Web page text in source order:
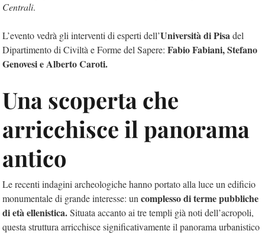
Centrali.
L’evento vedrà gli interventi di esperti dell’Università di Pisadel
Dipartimento di Civiltà e Forme del Sapere: Fabio Fabiani, Stefano
Genovesi e Alberto Caroti.
Una scoperta che
arricchisce il panorama
antico
Le recenti indagini archeologiche hanno portato alla luce un edificio
monumentale di grande interesse: uncomplesso di terme pubbliche
di età ellenistica.Situata accanto ai tre templi già noti dell’acropoli,
questa struttura arricchisce significativamente il panorama urbanistico